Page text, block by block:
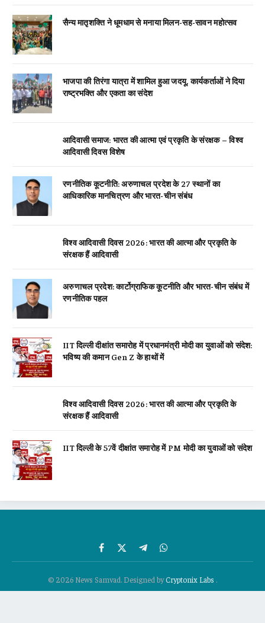
सैन्य मातृशक्ति ने धूमधाम से मनाया मिलन-सह-सावन महोत्सव
भाजपा की तिरंगा यात्रा में शामिल हुआ जदयू, कार्यकर्ताओं ने दिया
राष्ट्रभक्ति और एकता का संदेश
आदिवासी समाज: भारत की आत्मा एवं प्रकृति के संरक्षक – विश्व
आदिवासी दिवस विशेष
रणनीतिक कूटनीति: अरुणाचल प्रदेश के 27 स्थानों का
आधिकारिक मानचित्रण और भारत-चीन संबंध
विश्व आदिवासी दिवस 2026: भारत की आत्मा और प्रकृति के
संरक्षक हैं आदिवासी
अरुणाचल प्रदेश: कार्टोग्राफिक कूटनीति और भारत-चीन संबंध में
रणनीतिक पहल
IIT दिल्ली दीक्षांत समारोह में प्रधानमंत्री मोदी का युवाओं को संदेश:
भविष्य की कमान Gen Z के हाथों में
विश्व आदिवासी दिवस 2026: भारत की आत्मा और प्रकृति के
संरक्षक हैं आदिवासी
IIT दिल्ली के 57वें दीक्षांत समारोह में PM मोदी का युवाओं को संदेश
Facebook
X
(Twitter)
TelegramWhatsApp
© 2026 News Samvad. Designed byCryptonix Labs .